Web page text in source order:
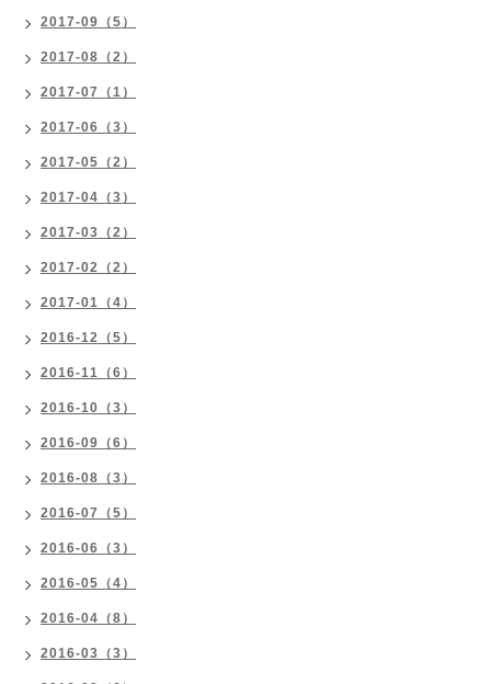
2017-09（5）
2017-08（2）
2017-07（1）
2017-06（3）
2017-05（2）
2017-04（3）
2017-03（2）
2017-02（2）
2017-01（4）
2016-12（5）
2016-11（6）
2016-10（3）
2016-09（6）
2016-08（3）
2016-07（5）
2016-06（3）
2016-05（4）
2016-04（8）
2016-03（3）